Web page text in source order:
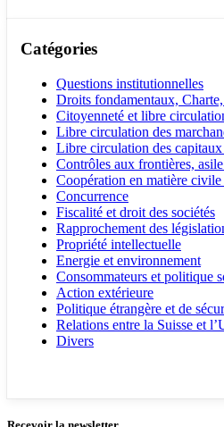
Catégories
Questions institutionnelles
Droits fondamentaux,
Citoyenneté et libre
Libre circulation des
Libre circulation des
Contrôles aux frontières,
Coopération en matière civile
Concurrence
Fiscalité et droit des sociétés
Rapprochement des
Propriété intellectuelle
Energie et environnement
Consommateurs et politique
Action extérieure
Politique étrangère et de
Relations entre la Suisse et
Divers